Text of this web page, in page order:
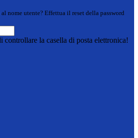
nome utente? Effettua il reset della password
controllare la casella di posta elettronica!